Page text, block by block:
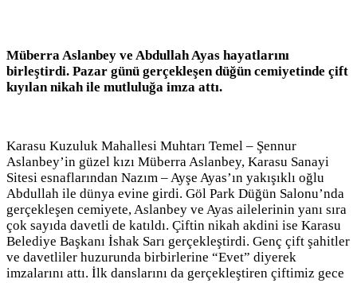
Müberra Aslanbey ve Abdullah Ayas hayatlarını
birleştirdi. Pazar günü gerçekleşen düğün cemiyetinde çift
kıyılan nikah ile mutluluğa imza attı.
Karasu Kuzuluk Mahallesi Muhtarı Temel – Şennur
Aslanbey’in güzel kızı Müberra Aslanbey, Karasu Sanayi
Sitesi esnaflarından Nazım – Ayşe Ayas’ın yakışıklı oğlu
Abdullah ile dünya evine girdi. Göl Park Düğün Salonu’nda
gerçekleşen cemiyete, Aslanbey ve Ayas ailelerinin yanı sıra
çok sayıda davetli de katıldı. Çiftin nikah akdini ise Karasu
Belediye Başkanı İshak Sarı gerçekleştirdi. Genç çift şahitler
ve davetliler huzurunda birbirlerine “Evet” diyerek
imzalarını attı. İlk danslarını da gerçekleştiren çiftimiz gece